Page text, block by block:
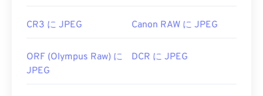
CR3 に JPEG Canon RAW に JPEG
ORF (Olympus Raw) に
JPEG
DCR に JPEG